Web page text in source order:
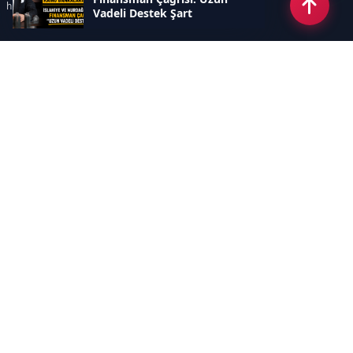
Vadeli Destek Şart
hızlı ve keyifle takip edebilir.